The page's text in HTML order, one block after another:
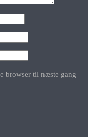
browser til næste gang